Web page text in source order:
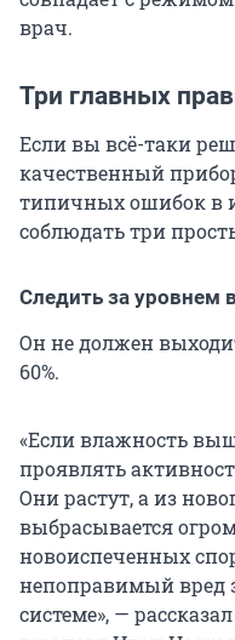
врач.
Три главных
Если вы всё-таки
качественный
типичных ошибок в
соблюдать три
Следить за уровнем
Он не должен
60%.
«Если влажность
проявлять
Они растут, а из
выбрасывается
новоиспеченных
непоправимый вред
системе», — рассказал